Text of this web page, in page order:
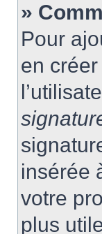
»
Pour
en
insérée
votre
plus